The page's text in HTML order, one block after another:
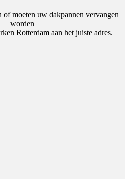
moeten uw dakpannen vervangen
worden
Rotterdam aan het juiste adres.